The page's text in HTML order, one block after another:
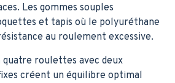
Les gommes souples
et tapis où le polyuréthane
au roulement excessive.
quatre roulettes avec deux
créent un équilibre optimal